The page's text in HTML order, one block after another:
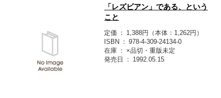
「レズビアン」である、という
こと
定価
1,388円（本体：1,262円）
ISBN
978-4-309-24134-0
在庫
×品切・重版未定
発売日
1992.05.15